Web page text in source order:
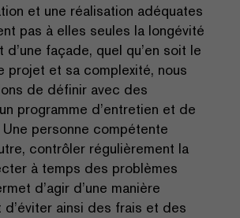
et une réalisation adéquates
pas à elles seules la longévité
façade, quel qu’en soit le
projet et sa complexité, nous
de définir avec des
programme d’entretien et de
personne compétente
contrôler régulièrement la
à temps des problèmes
d’agir d’une manière
d’éviter ainsi des frais et des